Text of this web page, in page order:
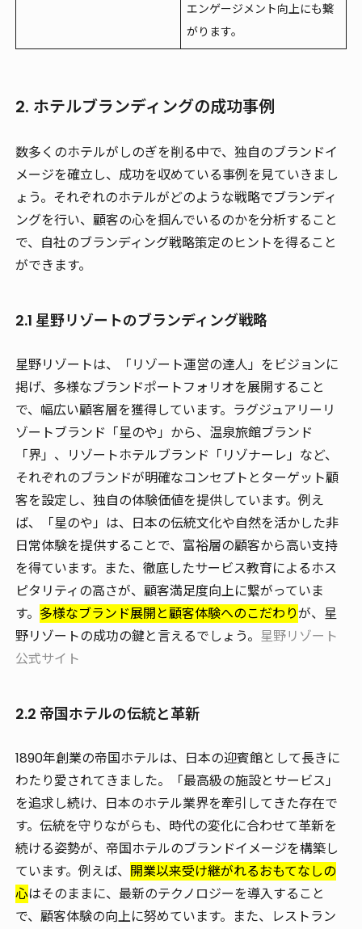
エンゲージメント向上にも繋
がります。
2. ホテルブランディングの成功事例
数多くのホテルがしのぎを削る中で、独自のブランドイ
メージを確立し、成功を収めている事例を見ていきまし
ょう。それぞれのホテルがどのような戦略でブランディ
ングを行い、顧客の心を掴んでいるのかを分析すること
で、自社のブランディング戦略策定のヒントを得ること
ができます。
2.1 星野リゾートのブランディング戦略
星野リゾートは、「リゾート運営の達人」をビジョンに
掲げ、多様なブランドポートフォリオを展開すること
で、幅広い顧客層を獲得しています。ラグジュアリーリ
ゾートブランド「星のや」から、温泉旅館ブランド
「界」、リゾートホテルブランド「リゾナーレ」など、
それぞれのブランドが明確なコンセプトとターゲット顧
客を設定し、独自の体験価値を提供しています。例え
ば、「星のや」は、日本の伝統文化や自然を活かした非
日常体験を提供することで、富裕層の顧客から高い支持
を得ています。また、徹底したサービス教育によるホス
ピタリティの高さが、顧客満足度向上に繋がっていま
す。 多様なブランド展開と顧客体験へのこだわりが、星
野リゾートの成功の鍵と言えるでしょう。 星野リゾート
公式サイト
2.2 帝国ホテルの伝統と革新
1890年創業の帝国ホテルは、日本の迎賓館として長きに
わたり愛されてきました。「最高級の施設とサービス」
を追求し続け、日本のホテル業界を牽引してきた存在で
す。伝統を守りながらも、時代の変化に合わせて革新を
続ける姿勢が、帝国ホテルのブランドイメージを構築し
ています。例えば、 開業以来受け継がれるおもてなしの
心はそのままに、最新のテクノロジーを導入すること
で、顧客体験の向上に努めています。また、レストラン